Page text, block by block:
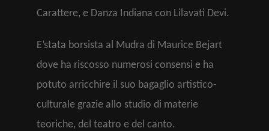
Carattere, e Danza Indiana con Lilavati Devi.
E’stata borsista al Mudra di Maurice Bejart
dove ha riscosso numerosi consensi e ha
potuto arricchire il suo bagaglio artistico-
culturale grazie allo studio di materie
teoriche, del teatro e del canto.